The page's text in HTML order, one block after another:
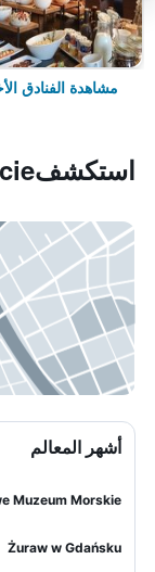
مشاهدة الفنادق
استكشفŚródmieście, غدانسك
أشهر المعالم
Muzeum Morskie
Żuraw w Gdańsku